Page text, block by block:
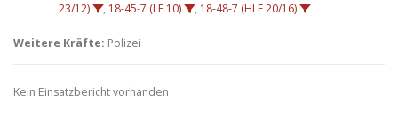
23/12)
, 18-45-7 (LF 10) , 18-48-7 (HLF 20/16)
Weitere Kräfte: Polizei
Kein Einsatzbericht vorhanden